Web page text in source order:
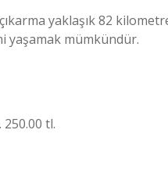
yaklaşık 82
yaşamak mümkündür.
250.00 tl.